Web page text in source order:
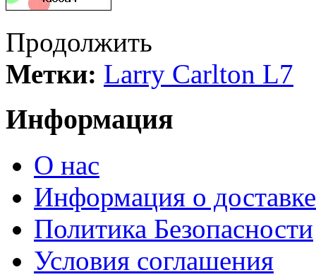
Продолжить
Метки: Larry Carlton L7
Информация
О нас
Информация о доставке
Политика Безопасности
Условия соглашения